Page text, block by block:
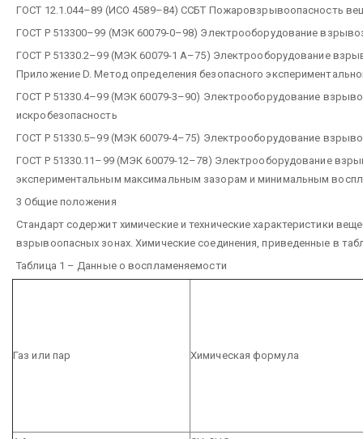
ГОСТ 12.1.044–89 (ИСО 4589–84) ССБТ Пожаровзрывоопасность
ГОСТ Р 513300–99 (МЭК 60079-0–98) Электрооборудование
ГОСТ Р 51330.2–99 (МЭК 60079-1 А–75) Электрооборудование
Приложение D. Метод определения безопасного
ГОСТ Р 51330.4–99 (МЭК 60079-3–90) Электрооборудование
искробезопасность
ГОСТ Р 51330.5–99 (МЭК 60079-4–75) Электрооборудование
ГОСТ Р 51330.11–99 (МЭК 60079-12–78) Электрооборудование
экспериментальным максимальным зазорам и минимальным
3 Общие положения
Стандарт содержит химические и технические характеристики
взрывоопасных зонах. Химические соединения, приведенные в
Таблица 1 – Данные о воспламеняемости
Газ или пар Химическая формула